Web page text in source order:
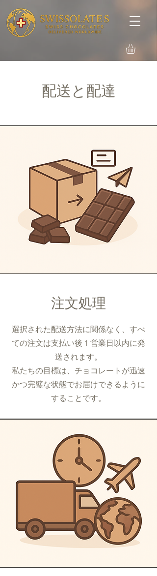
配送と配達
注文処理
選択された配送方法に関係なく、すべ
ての注文は支払い後 1 営業日以内に発
送されます。
私たちの目標は、チョコレートが迅速
かつ完璧な状態でお届けできるように
することです。